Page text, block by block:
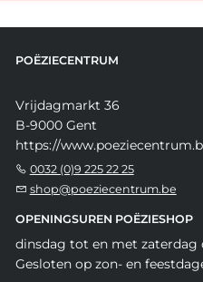
POËZIECENTRUM
Vrijdagmarkt 36
B-9000 Gent
https://
0032 (0)9 225 22 25
shop@poeziecentrum.be
OPENINGSUREN POËZIESHOP
dinsdag tot en met zaterdag
Gesloten op zon- en